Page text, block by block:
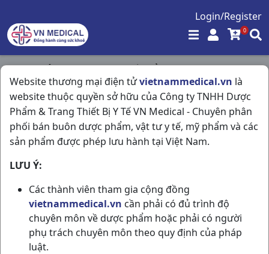
Login/Register
0
Website thương mại điện tửvietnammedical.vn là
website thuộc quyền sở hữu của Công ty TNHH Dược
Phẩm & Trang Thiết Bị Y Tế VN Medical - Chuyên phân
phối bán buôn dược phẩm, vật tư y tế, mỹ phẩm và các
sản phẩm được phép lưu hành tại Việt Nam.
LƯU Ý:
Các thành viên tham gia cộng đồng
vietnammedical.vn cần phải có đủ trình độ
chuyên môn về dược phẩm hoặc phải có người
phụ trách chuyên môn theo quy định của pháp
luật.
Trang chủ / Vitamin & Thuốc Bổ /
Vitamin C500 (inj) H6ống5ml Fesenius Kabi VN